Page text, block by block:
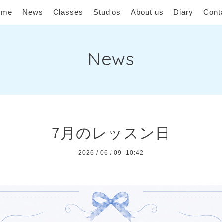
News Classes Studios About us Diary
News
7月のレッスン日
2026 / 06 / 09 10:42